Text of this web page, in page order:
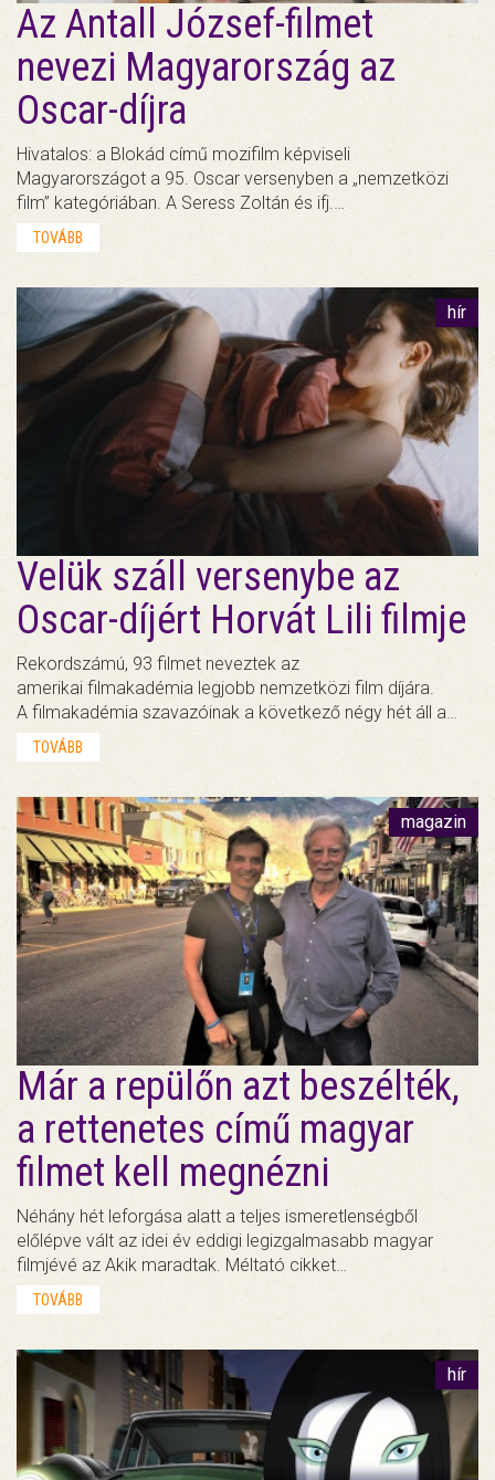
Az Antall József-filmet
nevezi Magyarország az
Oscar-díjra
Hivatalos: a Blokád című mozifilm képviseli
Magyarországot a 95. Oscar versenyben a „nemzetközi
film” kategóriában. A Seress Zoltán és ifj.…
TOVÁBB
hír
Velük száll versenybe az
Oscar-díjért Horvát Lili filmje
Rekordszámú, 93 filmet neveztek az
amerikai filmakadémia legjobb nemzetközi film díjára.
A filmakadémia szavazóinak a következő négy hét áll a…
TOVÁBB
magazin
Már a repülőn azt beszélték,
a rettenetes című magyar
filmet kell megnézni
Néhány hét leforgása alatt a teljes ismeretlenségből
előlépve vált az idei év eddigi legizgalmasabb magyar
filmjévé az Akik maradtak. Méltató cikket…
TOVÁBB
hír